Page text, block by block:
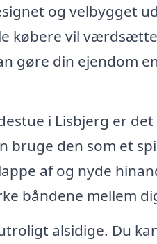
og velbygget
købere vil
gøre din ejendom
i Lisbjerg er
bruge den som et
af og nyde
båndene mellem
alsidige. Du